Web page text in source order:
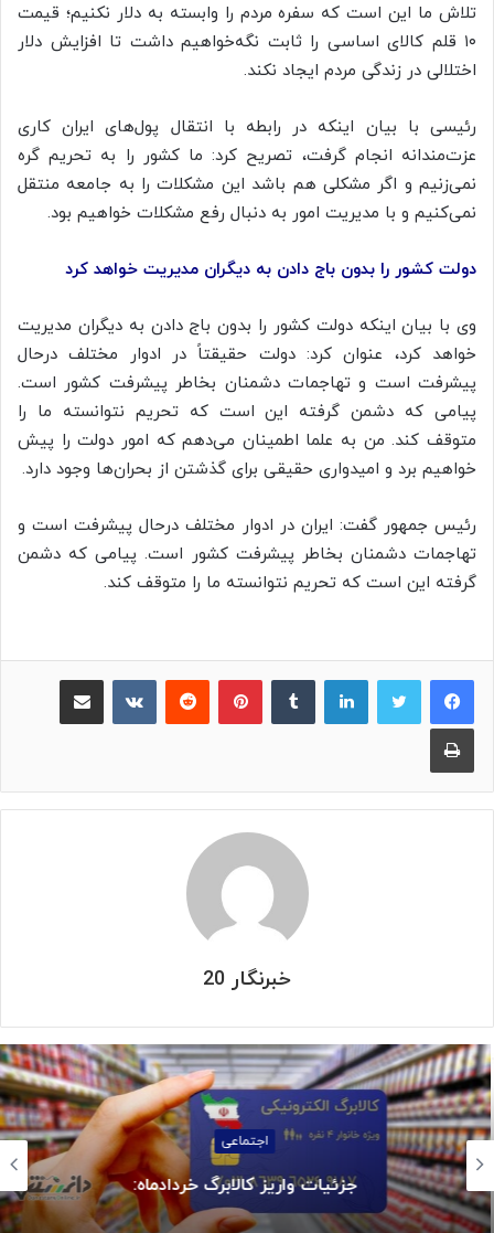
تلاش ما این است که سفره مردم را وابسته به دلار نکنیم؛ قیمت
۱۰ قلم کالای اساسی را ثابت نگه‌خواهیم داشت تا افزایش دلار
اختلالی در زندگی مردم ایجاد نکند.
رئیسی با بیان اینکه در رابطه با انتقال پول‌های ایران کاری
عزت‌مندانه انجام گرفت، تصریح کرد: ما کشور را به تحریم گره
نمی‌زنیم و اگر مشکلی هم باشد این مشکلات را به جامعه منتقل
نمی‌کنیم و با مدیریت امور به دنبال رفع مشکلات خواهیم بود.
دولت کشور را بدون باج دادن به دیگران مدیریت خواهد کرد
وی با بیان اینکه دولت کشور را بدون باج دادن به دیگران مدیریت
خواهد کرد، عنوان کرد: دولت حقیقتاً در ادوار مختلف درحال
پیشرفت است و تهاجمات دشمنان بخاطر پیشرفت کشور است.
پیامی که دشمن گرفته این است که تحریم نتوانسته ما را
متوقف کند. من به علما اطمینان می‌دهم که امور دولت را پیش
خواهیم برد و امیدواری حقیقی برای گذشتن از بحران‌ها وجود دارد.
رئیس جمهور گفت: ایران در ادوار مختلف درحالپیشرفت است و
تهاجمات دشمنان بخاطر پیشرفت کشور است. پیامی که دشمن
گرفته این است که تحریم نتوانسته ما را متوقف کند.
لینکدین پینترست ‫رددیت
چاپ
خبرنگار 20
اجتماعی
جزئیات واریز کالابرگ خردادماه: